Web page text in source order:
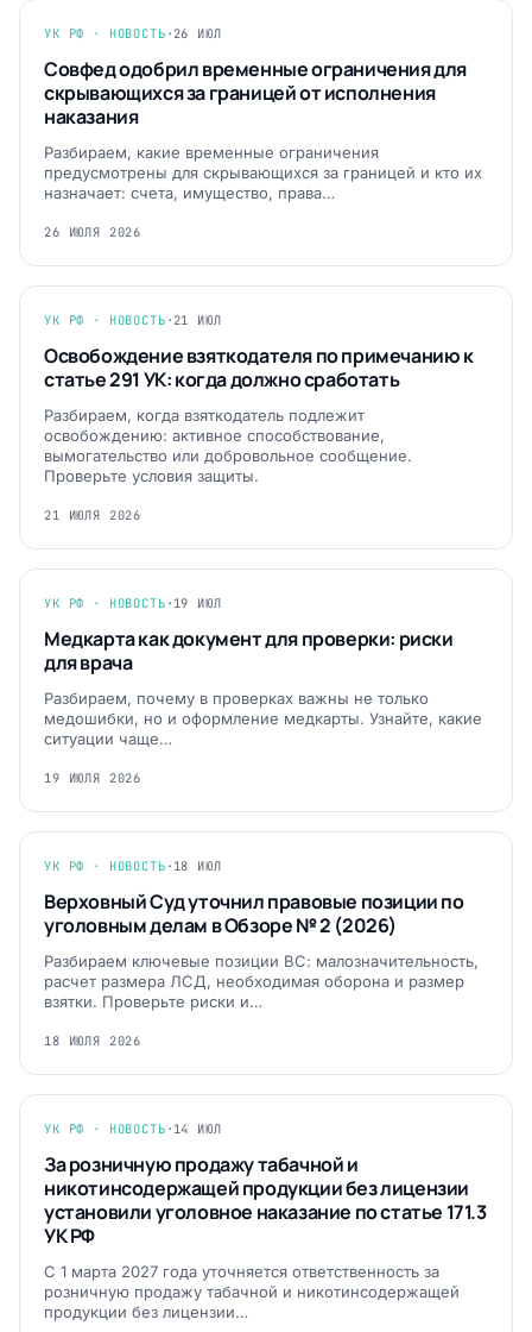
УК РФ · НОВОСТЬ · 26 ИЮЛ
Совфед одобрил временные ограничения для
скрывающихся за границей от исполнения
наказания
Разбираем, какие временные ограничения
предусмотрены для скрывающихся за границей и кто их
назначает: счета, имущество, права…
26 ИЮЛЯ 2026
УК РФ · НОВОСТЬ · 21 ИЮЛ
Освобождение взяткодателя по примечанию к
статье 291 УК: когда должно сработать
Разбираем, когда взяткодатель подлежит
освобождению: активное способствование,
вымогательство или добровольное сообщение.
Проверьте условия защиты.
21 ИЮЛЯ 2026
УК РФ · НОВОСТЬ · 19 ИЮЛ
Медкарта как документ для проверки: риски
для врача
Разбираем, почему в проверках важны не только
медошибки, но и оформление медкарты. Узнайте, какие
ситуации чаще…
19 ИЮЛЯ 2026
УК РФ · НОВОСТЬ · 18 ИЮЛ
Верховный Суд уточнил правовые позиции по
уголовным делам в Обзоре № 2 (2026)
Разбираем ключевые позиции ВС: малозначительность,
расчет размера ЛСД, необходимая оборона и размер
взятки. Проверьте риски и…
18 ИЮЛЯ 2026
УК РФ · НОВОСТЬ · 14 ИЮЛ
За розничную продажу табачной и
никотинсодержащей продукции без лицензии
установили уголовное наказание по статье 171.3
УК РФ
С 1 марта 2027 года уточняется ответственность за
розничную продажу табачной и никотинсодержащей
продукции без лицензии…